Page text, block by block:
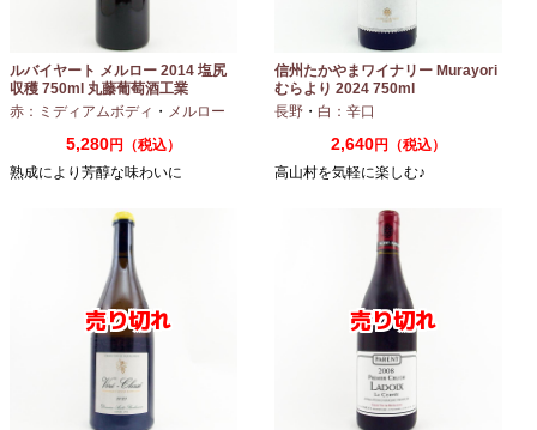
ルバイヤート メルロー 2014 塩尻
収穫 750ml 丸藤葡萄酒工業
赤：ミディアムボディ ・ メルロー
5,280円（税込）
熟成により芳醇な味わいに
信州たかやまワイナリー Murayori
むらより 2024 750ml
長野 ・ 白：辛口
2,640円（税込）
高山村を気軽に楽しむ♪